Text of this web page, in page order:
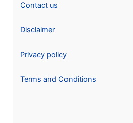
Contact us
Disclaimer
Privacy policy
Terms and Conditions